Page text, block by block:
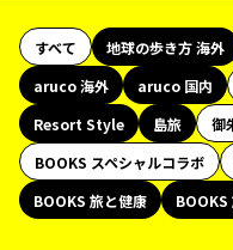
すべて 地球の歩き方 海外
aruco 海外
aruco 国内
Resort Style
島旅 御
BOOKS スペシャルコラボ
BOOKS 旅と健康
BOOKS